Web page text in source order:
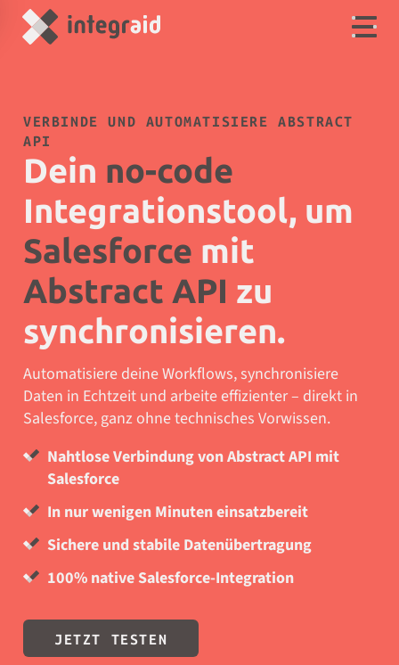
VERBINDE UND AUTOMATISIERE ABSTRACT
API
Dein no-code
Integrationstool, um
Salesforce mit
Abstract API zu
synchronisieren.
Automatisiere deine Workflows, synchronisiere
Daten in Echtzeit und arbeite effizienter – direkt in
Salesforce, ganz ohne technisches Vorwissen.
Nahtlose Verbindung von Abstract API mit
Salesforce
In nur wenigen Minuten einsatzbereit
Sichere und stabile Datenübertragung
100% native Salesforce-Integration
JETZT TESTEN